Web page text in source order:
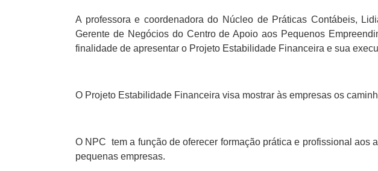
A professora e coordenadora do Núcleo de Práticas Contábeis,
Gerente de Negócios do Centro de Apoio aos Pequenos
finalidade de apresentar o Projeto Estabilidade Financeira e sua
O Projeto Estabilidade Financeira visa mostrar às empresas os
O NPC tem a função de oferecer formação prática e profissional
pequenas empresas.